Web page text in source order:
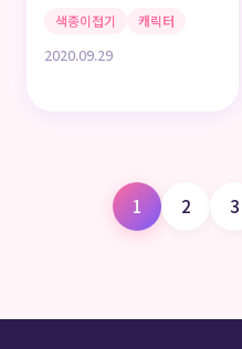
색종이접기 캐릭터
2020.09.29
1 2 3